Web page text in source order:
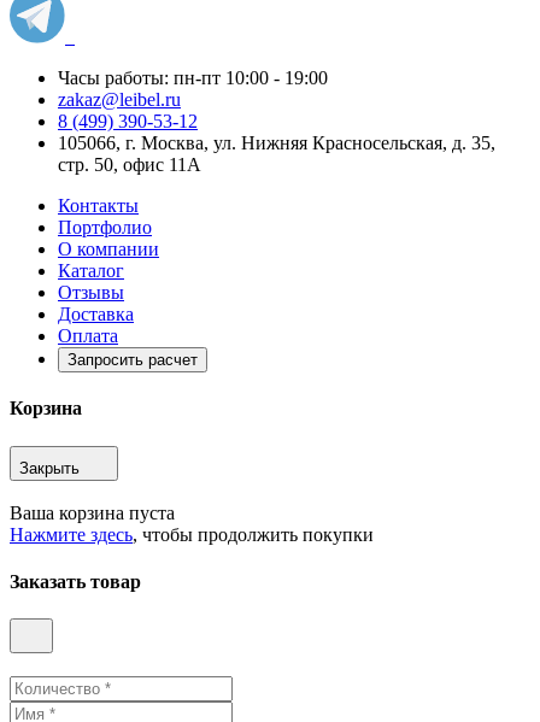
Часы работы: пн-пт 10:00 - 19:00
zakaz@leibel.ru
8 (499) 390-53-12
105066, г. Москва, ул. Нижняя Красносельская, д. 35,
стр. 50, офис 11А
Контакты
Портфолио
О компании
Каталог
Отзывы
Доставка
Оплата
Запросить расчет
Корзина
Закрыть
Ваша корзина пуста
Нажмите здесь, чтобы продолжить покупки
Заказать товар